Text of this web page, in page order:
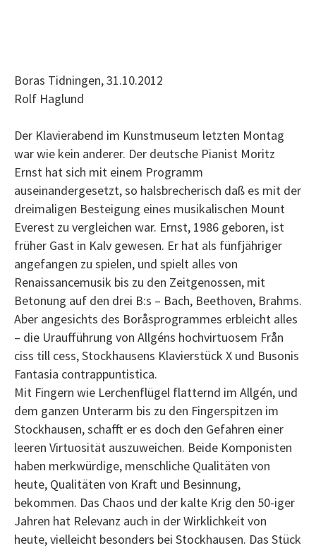
Boras Tidningen, 31.10.2012
Rolf Haglund
Der Klavierabend im Kunstmuseum letzten Montag
war wie kein anderer. Der deutsche Pianist Moritz
Ernst hat sich mit einem Programm
auseinandergesetzt, so halsbrecherisch daß es mit der
dreimaligen Besteigung eines musikalischen Mount
Everest zu vergleichen war. Ernst, 1986 geboren, ist
früher Gast in Kalv gewesen. Er hat als fünfjähriger
angefangen zu spielen, und spielt alles von
Renaissancemusik bis zu den Zeitgenossen, mit
Betonung auf den drei B:s – Bach, Beethoven, Brahms.
Aber angesichts des Boråsprogrammes erbleicht alles
– die Uraufführung von Allgéns hochvirtuosem Från
ciss till cess, Stockhausens Klavierstück X und Busonis
Fantasia contrappuntistica.
Mit Fingern wie Lerchenflügel flatternd im Allgén, und
dem ganzen Unterarm bis zu den Fingerspitzen im
Stockhausen, schafft er es doch den Gefahren einer
leeren Virtuosität auszuweichen. Beide Komponisten
haben merkwürdige, menschliche Qualitäten von
heute, Qualitäten von Kraft und Besinnung,
bekommen. Das Chaos und der kalte Krig den 50-iger
Jahren hat Relevanz auch in der Wirklichkeit von
heute, vielleicht besonders bei Stockhausen. Das Stück